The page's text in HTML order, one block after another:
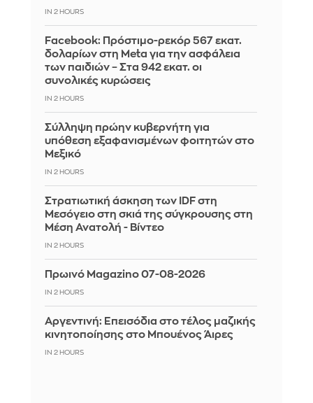
IN 2 HOURS
Facebook: Πρόστιμο-ρεκόρ 567 εκατ.
δολαρίων στη Meta για την ασφάλεια
των παιδιών – Στα 942 εκατ. οι
συνολικές κυρώσεις
IN 2 HOURS
Σύλληψη πρώην κυβερνήτη για
υπόθεση εξαφανισμένων φοιτητών στο
Μεξικό
IN 2 HOURS
Στρατιωτική άσκηση των IDF στη
Μεσόγειο στη σκιά της σύγκρουσης στη
Μέση Ανατολή - Βίντεο
IN 2 HOURS
Πρωινό Magazino 07-08-2026
IN 2 HOURS
Αργεντινή: Επεισόδια στο τέλος μαζικής
κινητοποίησης στο Μπουένος Άιρες
IN 2 HOURS